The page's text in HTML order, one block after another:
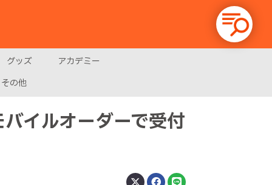
グッズ
アカデミー
その他
イルオーダーで受付